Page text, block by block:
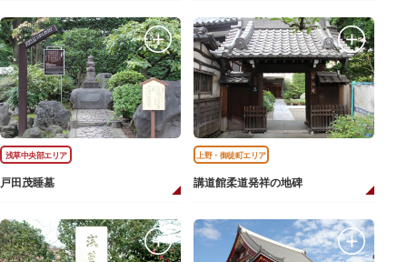
浅草中央部エリア
戸田茂睡墓
上野・御徒町エリア
講道館柔道発祥の地碑